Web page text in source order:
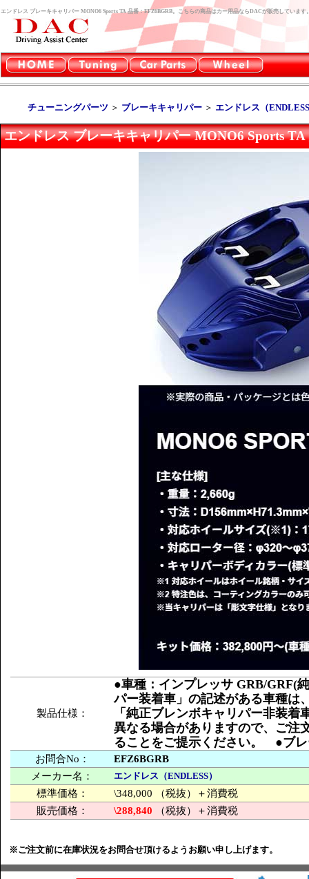
エンドレス ブレーキキャリパー MONO6 Sports TA 品番：EFZ6BGRB。こちらの商品はカー用品ならDACが販売しています
チューニングパーツ ＞ ブレーキキャリパー ＞ エンドレス（
エンドレス ブレーキキャリパー MONO6 Sports
製品仕様：
●車種：インプレッサ GRB/GRF(
パー装着車」の記述がある車種は
「純正ブレンボキャリパー非装
異なる場合がありますので、ご注
ることをご提示ください。 ●ブ
お問合No：
EFZ6BGRB
メーカー名：
エンドレス（ENDLESS）
標準価格：
\348,000 （税抜）＋消費税
販売価格：
\288,840 （税抜）＋消費税
※ご注文前に在庫状況をお問合せ頂けるようお願い申し上げます。